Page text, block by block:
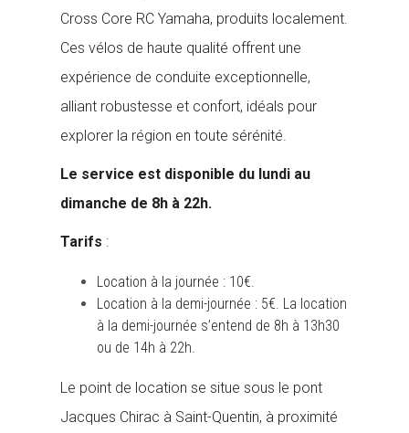
Cross Core RC Yamaha, produits localement.
Ces vélos de haute qualité offrent une
expérience de conduite exceptionnelle,
alliant robustesse et confort, idéals pour
explorer la région en toute sérénité.
Le service est disponible du lundi au
dimanche de 8h à 22h.
Tarifs :
Location à la journée : 10€.
Location à la demi-journée : 5€. La location
à la demi-journée s’entend de 8h à 13h30
ou de 14h à 22h.
Le point de location se situe sous le pont
Jacques Chirac à Saint-Quentin, à proximité